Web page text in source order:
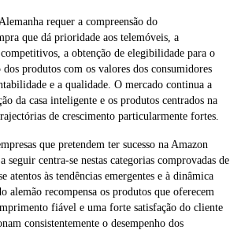
requer a compreensão do
que dá prioridade aos telemóveis, a
a obtenção de elegibilidade para o
produtos com os valores dos consumidores
e a qualidade. O mercado continua a
da casa inteligente e os produtos centrados na
de crescimento particularmente fortes.
que pretendem ter sucesso na Amazon
seguir centra-se nestas categorias comprovadas de
atentos às tendências emergentes e à dinâmica
alemão recompensa os produtos que oferecem
fiável e uma forte satisfação do cliente
consistentemente o desempenho dos